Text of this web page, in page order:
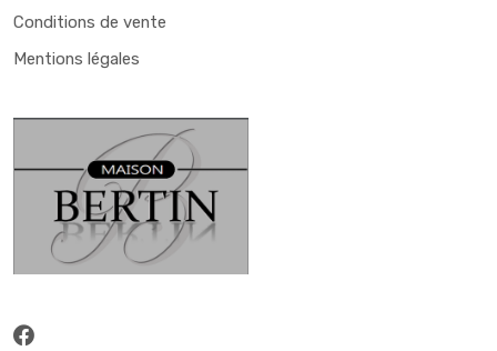
Conditions de vente
Mentions légales